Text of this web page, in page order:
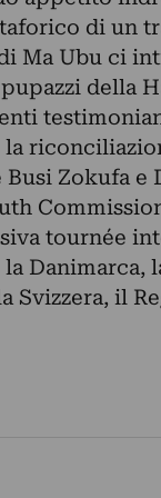
di un
Ma Ubu ci
della
Zokufa e
tournée
Danimarca,
Svizzera, il